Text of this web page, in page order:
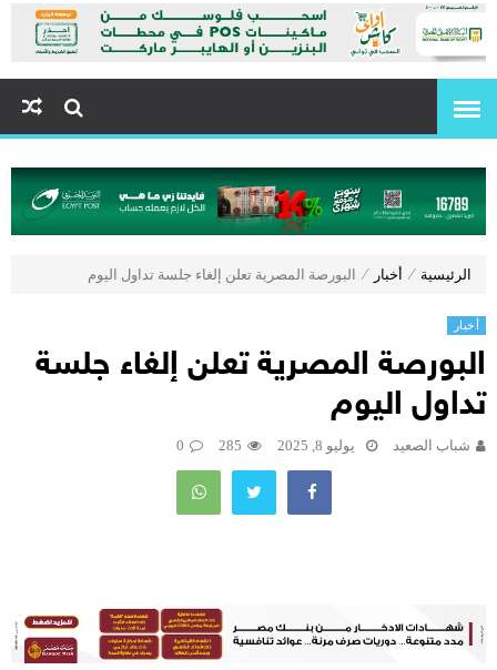
شباب الصعيد
الرئيسية ⁄ أخبار ⁄ البورصة المصرية تعلن إلغاء جلسة تداول اليوم
أخبار
البورصة المصرية تعلن إلغاء جلسة
تداول اليوم
شباب الصعيد يوليو 8, 2025 285
0